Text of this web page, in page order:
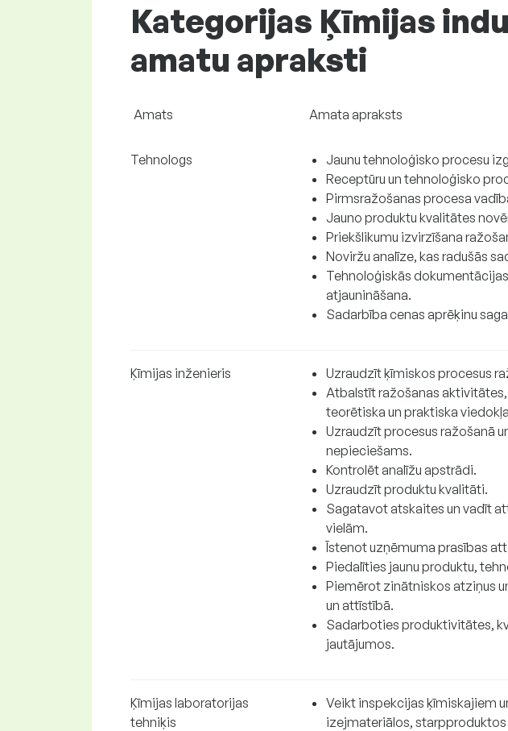
Kategorijas Ķīmijas
amatu apraksti
Amats Amata apraksts
Tehnologs
Jaunu tehnoloģisko procesu
Receptūru un tehnoloģisko
Pirmsražošanas procesa
Jauno produktu kvalitātes
Priekšlikumu izvirzīšana
Noviržu analīze, kas radušās
Tehnoloģiskās
atjaunināšana.
Sadarbība cenas aprēķinu
Ķīmijas inženieris
Uzraudzīt ķīmiskos procesus
Atbalstīt ražošanas
teorētiska un praktiska
Uzraudzīt procesus ražošanā
nepieciešams.
Kontrolēt analīžu apstrādi.
Uzraudzīt produktu kvalitāti.
Sagatavot atskaites un vadīt
vielām.
Īstenot uzņēmuma prasības
Piedalīties jaunu produktu,
Piemērot zinātniskos atziņus
un attīstībā.
Sadarboties produktivitātes,
jautājumos.
Ķīmijas laboratorijas
tehniķis
Veikt inspekcijas ķīmiskajiem
izejmateriālos, starpproduktos